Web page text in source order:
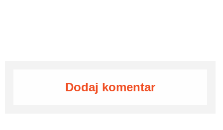
Dodaj komentar